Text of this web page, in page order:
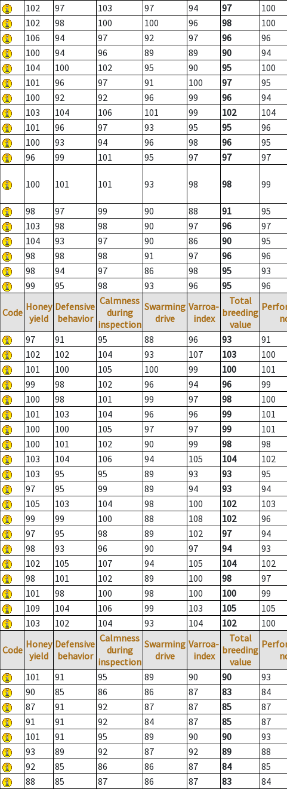
102 97 103 97 94 97
100
102 98 100 100 96 98
100
106 94 97 92 97 96
96
100 94 96 89 89 90
94
104 100 102 95 90 95
100
101 96 97 91 100 97
95
100 92 92 96 99 96
94
103 104 106 101 99 102
104
101 96 97 93 95 95
96
100 93 94 96 98 96
95
96 99 101 95 97 97 97
100 101 101 93 98 98 99
98 97 99 90 88 91
95
103 98 98 90 97 96
97
104 93 97 90 86 90
95
98 98 98 91 97 96
96
98 94 97 86 98 95
93
99 95 98 93 96 95 96
Code Honey
yield
Defensive
behavior
Calmness
during
inspection
Swarming
drive
Varroa-
index
Total
breeding
value
97 91 95 88 96 93
91
102 102 104 93 107 103
100
101 100 105 100 99 100
101
99 98 102 96 94 96
99
100 98 101 99 97 98
100
101 103 104 96 96 99
101
100 100 105 97 97 99
101
100 101 102 90 99 98
98
103 104 106 94 105 104
102
103 95 95 89 93 93
95
97 95 99 89 94 93
94
105 103 104 98 100 102
103
99 99 100 88 108 102
96
97 95 98 89 102 97
94
98 93 96 90 97 94
93
102 105 107 94 105 104
102
98 101 102 89 100 98
97
101 98 100 98 100 100
99
109 104 106 99 103 105
105
103 102 104 93 104 102 100
Code Honey
yield
Defensive
behavior
Calmness
during
inspection
Swarming
drive
Varroa-
index
Total
breeding
value
101 91 95 89 90 90
93
90 85 86 86 87 83
84
87 91 92 87 87 85
87
91 91 92 84 87 85
87
101 91 95 89 90 90
93
93 89 92 87 92 89
88
92 85 86 86 87 84
85
88 85 87 86 87 83 84